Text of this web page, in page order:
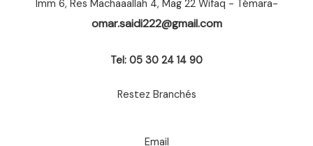
Imm 6, Res Machaaallah 4, Mag 22 Wifaq - Témara-
omar.saidi222@gmail.com
Tel: 05 30 24 14 90
Restez Branchés
Email